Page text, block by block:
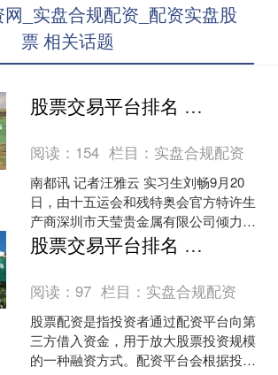
_实盘合规配资_配资实盘股
票 相关话题
股票交易平台排名 全运会倒计时50天，特许商品“福运中国・金花瓶”惊艳首发
阅读： 154 栏目： 实盘合规配资
南都讯 记者汪雅云 实习生刘畅9月20
日，由十五运会和残特奥会官方特许生
产商深圳市天莹贵金属有限公司倾力打
造的非遗艺术重器“福运中国·金花瓶”，在
广州塔千人庆典....
股票交易平台排名 美股异动｜哔哩哔哩盘初一度涨超3% 消息称淘宝官方于B站直播带货
阅读：97 栏目： 实盘合规配资
股票配资是指投资者通过配资平台向第
三方借入资金，用于放大股票投资规模
的一种融资方式。配资平台会根据投资